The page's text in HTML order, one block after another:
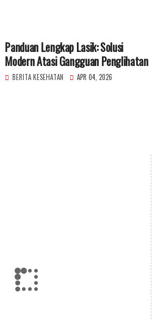
Panduan Lengkap Lasik: Solusi
Modern Atasi Gangguan Penglihatan
BERITA KESEHATAN APR 04, 2026